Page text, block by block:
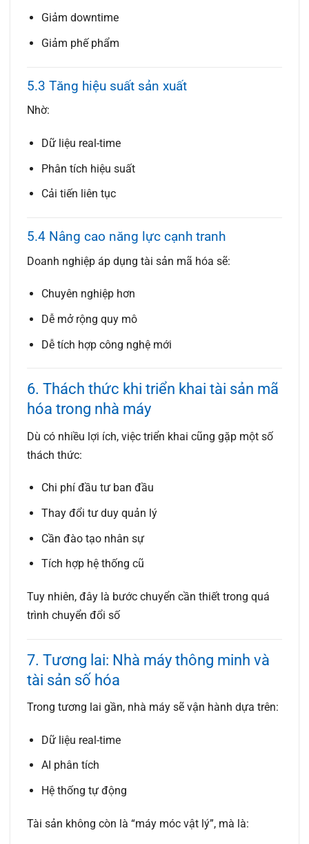
Giảm downtime
Giảm phế phẩm
5.3 Tăng hiệu suất sản xuất
Nhờ:
Dữ liệu real-time
Phân tích hiệu suất
Cải tiến liên tục
5.4 Nâng cao năng lực cạnh tranh
Doanh nghiệp áp dụng tài sản mã hóa sẽ:
Chuyên nghiệp hơn
Dễ mở rộng quy mô
Dễ tích hợp công nghệ mới
6. Thách thức khi triển khai tài sản mã
hóa trong nhà máy
Dù có nhiều lợi ích, việc triển khai cũng gặp một số
thách thức:
Chi phí đầu tư ban đầu
Thay đổi tư duy quản lý
Cần đào tạo nhân sự
Tích hợp hệ thống cũ
Tuy nhiên, đây là bước chuyển cần thiết trong quá
trình chuyển đổi số
7. Tương lai: Nhà máy thông minh và
tài sản số hóa
Trong tương lai gần, nhà máy sẽ vận hành dựa trên:
Dữ liệu real-time
AI phân tích
Hệ thống tự động
Tài sản không còn là “máy móc vật lý”, mà là: